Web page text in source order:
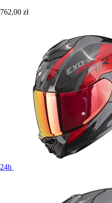
762,00 zł
24h